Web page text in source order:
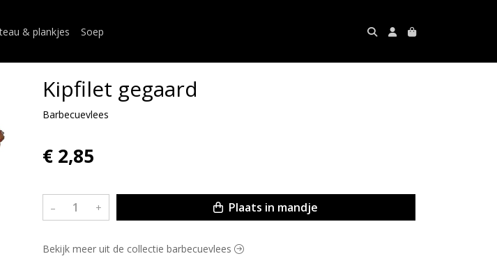
& plankjes Soep
Kipfilet gegaard
Barbecuevlees
€ 2,85
– + Plaats in mandje
Bekijk meer uit de collectie barbecuevlees